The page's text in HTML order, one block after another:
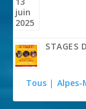
STAGES
Tous |